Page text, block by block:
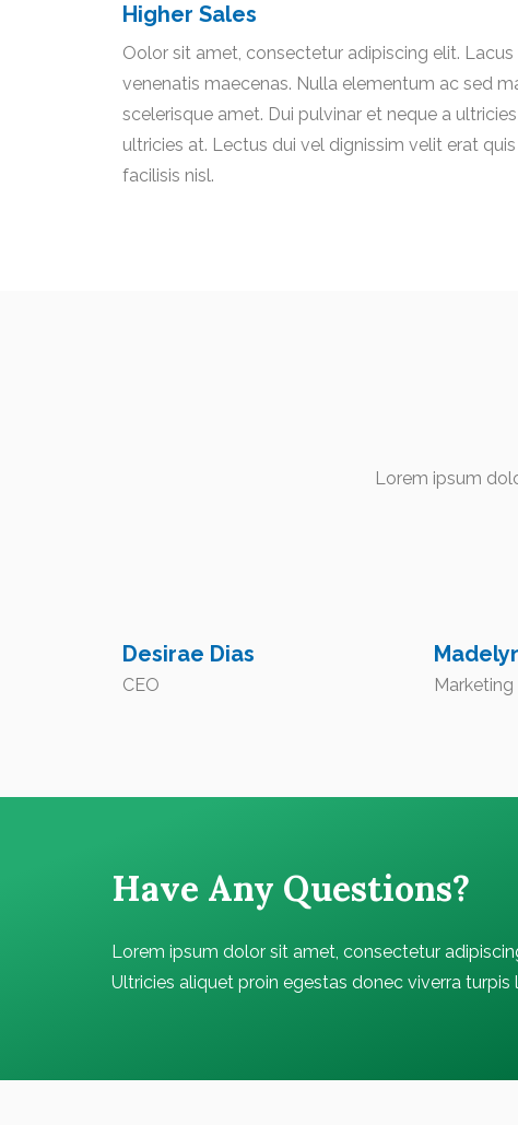
Higher Sales
Oolor sit amet, consectetur adipiscing elit.
venenatis maecenas. Nulla elementum ac sed
scelerisque amet. Dui pulvinar et neque a
ultricies at. Lectus dui vel dignissim velit erat
facilisis nisl. ​
Lorem ipsum
Desirae Dias
CEO Marketing
Have Any Questions?
Lorem ipsum dolor sit amet, consectetur
Ultricies aliquet proin egestas donec viverra turpis